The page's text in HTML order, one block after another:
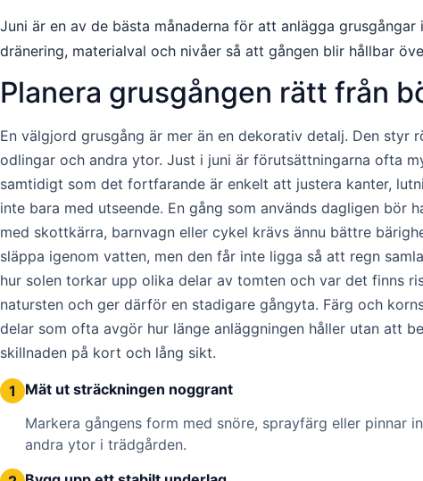
Juni är en av de bästa månaderna för att anlägga
dränering, materialval och nivåer så att gången blir hållbar
Planera grusgången rätt från
En välgjord grusgång är mer än en dekorativ detalj. Den styr
odlingar och andra ytor. Just i juni är förutsättningarna ofta
samtidigt som det fortfarande är enkelt att justera kanter,
inte bara med utseende. En gång som används dagligen bör
med skottkärra, barnvagn eller cykel krävs ännu bättre
släppa igenom vatten, men den får inte ligga så att regn
hur solen torkar upp olika delar av tomten och var det finns
natursten och ger därför en stadigare gångyta. Färg och
delar som ofta avgör hur länge anläggningen håller utan att
skillnaden på kort och lång sikt.
1
Mät ut sträckningen noggrant
Markera gångens form med snöre, sprayfärg eller pinnar
andra ytor i trädgården.